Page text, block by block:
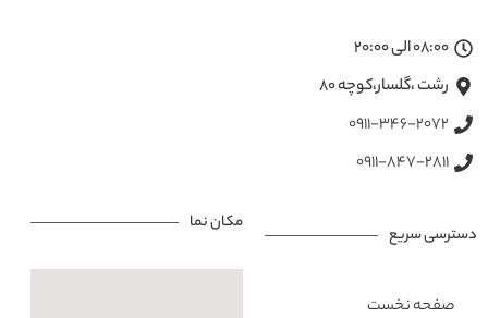
08:00 الی 20:00
رشت ،گلسار،کوچه ۸۰
0911-346-2072
0911-847-2811
دسترسی سریع
صفحه نخست
مکان نما